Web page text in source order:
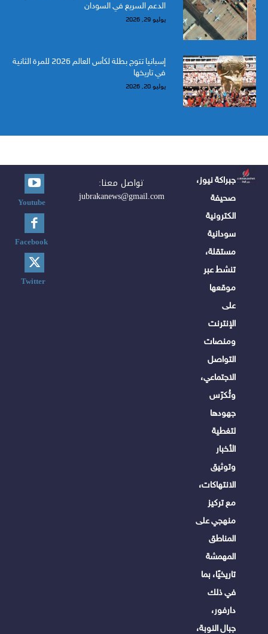
الدعم السريع في السودان
يوليو 29, 2026
إسبانيا تتوج بطلة لكأس العالم 2026 للمرة الثانية
في تاريخها
يوليو 20, 2026
جبراكة نيوز،
صحيفة
الكترونية
سودانية
مستقلة،
تنشط عبر
موقعها
على
الإنترنت
ومنصات
التواصل
الاجتماعي،
وتُكرّس
جهودها
لتغطية
الأخبار
وتوثيق
الانتهاكات،
مع تركيز
منهجي على
المناطق
المهمشة
تاريخيًا، بما
في ذلك
دارفور،
جبال النوبة،
تواصل معنا:
jubrakanews@gmail.com
Youtube
Facebook
Twitter